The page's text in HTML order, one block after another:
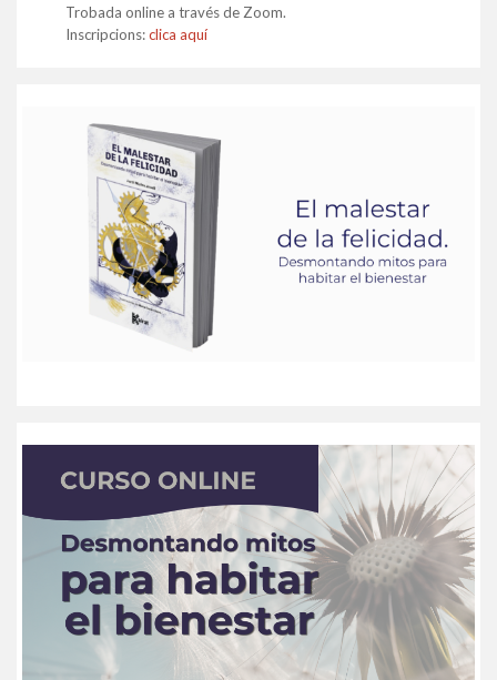
Trobada online a través de Zoom.
Inscripcions:clica aquí